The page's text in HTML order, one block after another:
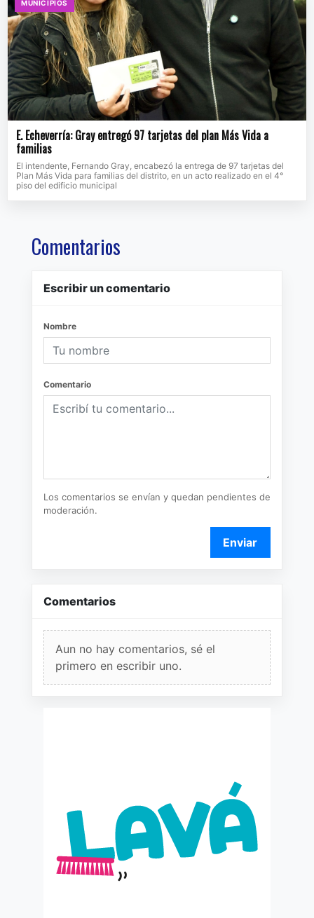
MUNICIPIOS
E. Echeverría: Gray entregó 97 tarjetas del plan Más Vida a
familias
El intendente, Fernando Gray, encabezó la entrega de 97 tarjetas del
Plan Más Vida para familias del distrito, en un acto realizado en el 4°
piso del edificio municipal
Comentarios
Escribir un comentario
Nombre
Comentario
Los comentarios se envían y quedan pendientes de
moderación.
Enviar
Comentarios
Aun no hay comentarios, sé el
primero en escribir uno.